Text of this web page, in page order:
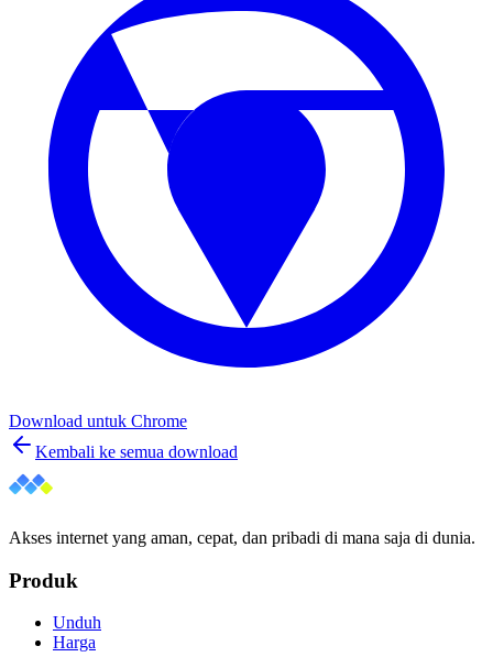
Download untuk Chrome
Kembali ke semua download
Akses internet yang aman, cepat, dan pribadi di mana saja di dunia.
Produk
Unduh
Harga